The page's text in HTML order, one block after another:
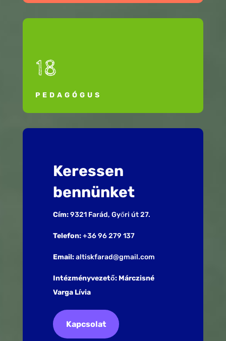
18
PEDAGÓGUS
Keressen
bennünket
Cím:9321 Farád, Győri út 27.
Telefon:+36 96 279 137
Email:altiskfarad@gmail.com
Intézményvezető: Márczisné
Varga Lívia
Kapcsolat